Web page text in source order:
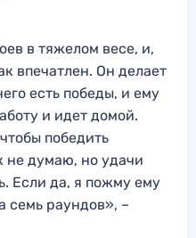
в тяжелом весе, и,
впечатлен. Он делает
есть победы, и ему
и идет домой.
победить
не думаю, но удачи
Если да, я пожму ему
семь раундов», –